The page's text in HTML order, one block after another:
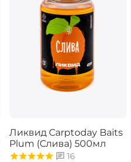
Ликвид Carptoday Baits
Plum (Слива) 500мл
16